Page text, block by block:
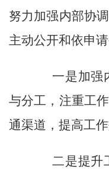
努力加强内部协调
主动公开和依申请
一是加强
与分工，注重工
通渠道，提高工作
二是提升